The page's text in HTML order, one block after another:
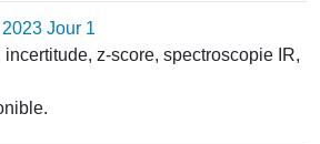
Jour 1
z-score, spectroscopie IR,